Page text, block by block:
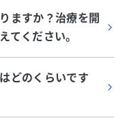
ますか？治療を開
てください。
どのくらいです